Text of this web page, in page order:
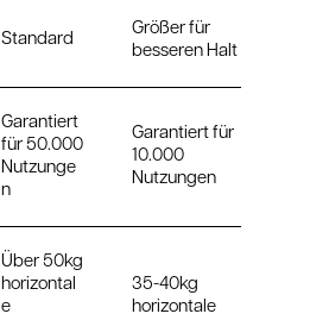
Standard
Größer für
besseren Halt
Garantiert
für 50.000
Nutzunge
n
Garantiert für
10.000
Nutzungen
Über 50kg
horizontal
e
35-40kg
horizontale